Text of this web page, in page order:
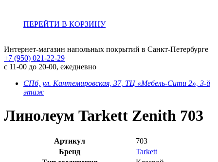
ПЕРЕЙТИ В КОРЗИНУ
Интернет-магазин напольных покрытий в Санкт-Петербурге
+7 (950) 021-22-29
с 11-00 до 20-00, ежедневно
СПб, ул. Кантемировская, 37, ТЦ «Мебель-Сити 2», 3-й
этаж
Линолеум Tarkett Zenith 703
Артикул
703
Бренд
Tarkett